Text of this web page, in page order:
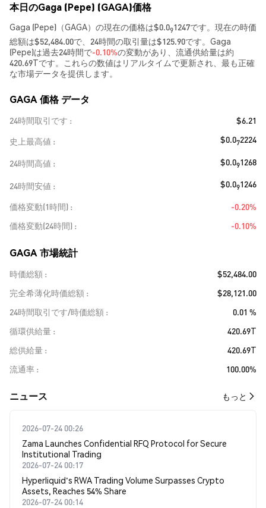
本日のGaga (Pepe) (GAGA)価格
Gaga (Pepe)（GAGA）の現在の価格は$0.091247です。現在の時価
総額は$52,484.00で、24時間の取引量は$125.90です。Gaga
(Pepe)は過去24時間で-0.10%の変動があり、流通供給量は約
420.69Tです。これらの数値はリアルタイムで更新され、最も正確
な市場データを提供します。
GAGA 価格 データ
24時間取引です
$6.21
史上最高値
$0.072224
24時間高値 $0.091268
24時間安値 $0.091246
価格変動(1時間)
-0.20%
価格変動(24時間)
-0.10%
GAGA 市場統計
時価総額
$52,484.00
完全希薄化時価総額
$28,121.00
24時間取引です/時価総額
0.01 %
循環供給量
420.69T
総供給量
420.69T
流通率
100.00%
​​ニュース​​ もっと
2026-07-24 00:26
Zama Launches Confidential RFQ Protocol for Secure
Institutional Trading
2026-07-24 00:17
Hyperliquid's RWA Trading Volume Surpasses Crypto
Assets, Reaches 54% Share
2026-07-24 00:14